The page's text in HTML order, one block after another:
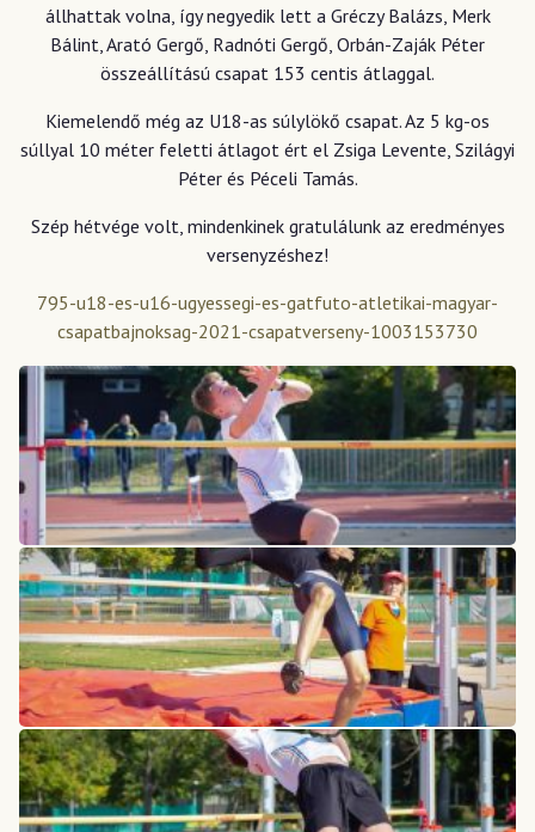
állhattak volna, így negyedik lett a Gréczy Balázs, Merk
Bálint, Arató Gergő, Radnóti Gergő, Orbán-Zaják Péter
összeállítású csapat 153 centis átlaggal.
Kiemelendő még az U18-as súlylökő csapat. Az 5 kg-os
súllyal 10 méter feletti átlagot ért el Zsiga Levente, Szilágyi
Péter és Péceli Tamás.
Szép hétvége volt, mindenkinek gratulálunk az eredményes
versenyzéshez!
795-u18-es-u16-ugyessegi-es-gatfuto-atletikai-magyar-
csapatbajnoksag-2021-csapatverseny-1003153730